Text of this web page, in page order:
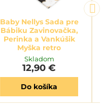
Baby Nellys Sada pre
Bábiku Zavinovačka,
Perinka a Vankúšik
Myška retro
Skladom
12,90 €
Do košíka